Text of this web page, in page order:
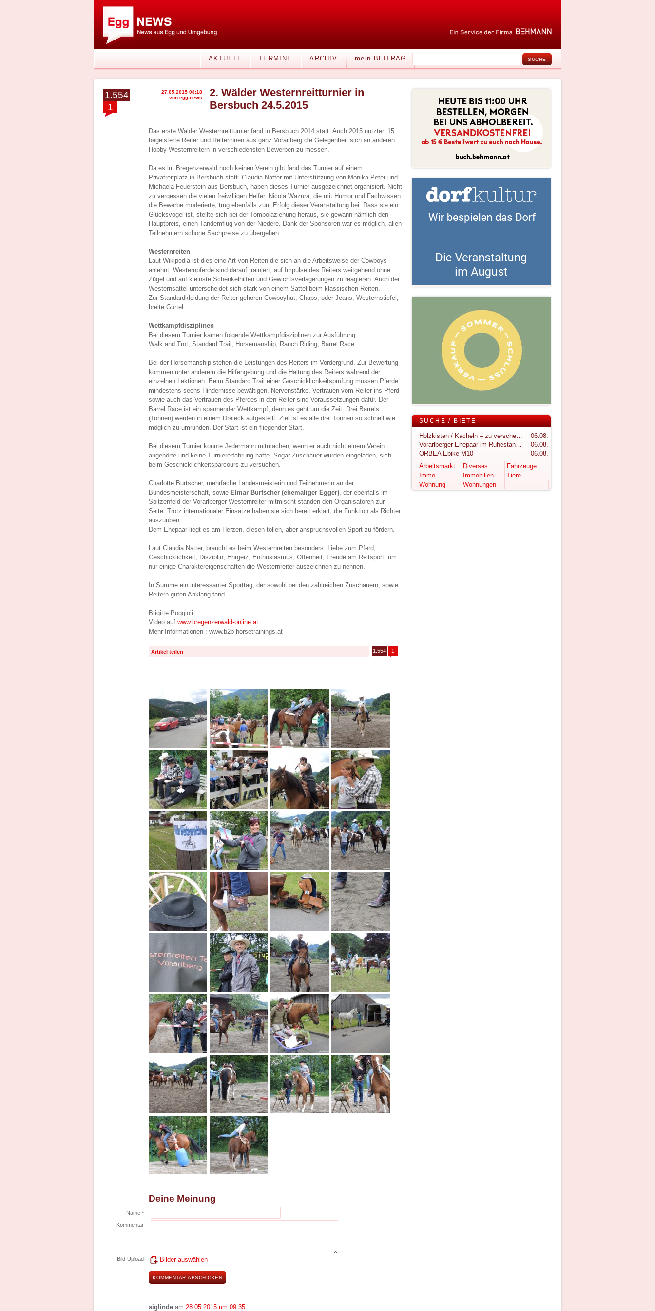
AKTUELL TERMINE ARCHIV mein BEITRAG
1.554
1
27.05.2015 08:18
von egg-news
2. Wälder Westernreitturnier in
Bersbuch 24.5.2015
Das erste Wälder Westernreitturnier fand in Bersbuch 2014 statt. Auch 2015 nutzten 15
begeisterte Reiter und Reiterinnen aus ganz Vorarlberg die Gelegenheit sich an anderen
Hobby-Westernreitern in verschiedensten Bewerben zu messen.
Da es im Bregenzerwald noch keinen Verein gibt fand das Turnier auf einem
Privatreitplatz in Bersbuch statt. Claudia Natter mit Unterstützung von Monika Peter und
Michaela Feuerstein aus Bersbuch, haben dieses Turnier ausgezeichnet organisiert. Nicht
zu vergessen die vielen freiwilligen Helfer. Nicola Wazura, die mit Humor und Fachwissen
die Bewerbe moderierte, trug ebenfalls zum Erfolg dieser Veranstaltung bei. Dass sie ein
Glücksvogel ist, stellte sich bei der Tombolaziehung heraus, sie gewann nämlich den
Hauptpreis, einen Tandemflug von der Niedere. Dank der Sponsoren war es möglich, allen
Teilnehmern schöne Sachpreise zu übergeben.
Westernreiten
Laut Wikipedia ist dies eine Art von Reiten die sich an die Arbeitsweise der Cowboys
anlehnt. Westernpferde sind darauf trainiert, auf Impulse des Reiters weitgehend ohne
Zügel und auf kleinste Schenkelhilfen und Gewichtsverlagerungen zu reagieren. Auch der
Westernsattel unterscheidet sich stark von einem Sattel beim klassischen Reiten.
Zur Standardkleidung der Reiter gehören Cowboyhut, Chaps, oder Jeans, Westernstiefel,
breite Gürtel.
Wettkampfdisziplinen
Bei diesem Turnier kamen folgende Wettkampfdisziplinen zur Ausführung:
Walk and Trot, Standard Trail, Horsemanship, Ranch Riding, Barrel Race.
Bei der Horsemanship stehen die Leistungen des Reiters im Vordergrund. Zur Bewertung
kommen unter anderem die Hilfengebung und die Haltung des Reiters während der
einzelnen Lektionen. Beim Standard Trail einer Geschicklichkeitsprüfung müssen Pferde
mindestens sechs Hindernisse bewältigen. Nervenstärke, Vertrauen vom Reiter ins Pferd
sowie auch das Vertrauen des Pferdes in den Reiter sind Voraussetzungen dafür. Der
Barrel Race ist ein spannender Wettkampf, denn es geht um die Zeit. Drei Barrels
(Tonnen) werden in einem Dreieck aufgestellt. Ziel ist es alle drei Tonnen so schnell wie
möglich zu umrunden. Der Start ist ein fliegender Start.
Bei diesem Turnier konnte Jedermann mitmachen, wenn er auch nicht einem Verein
angehörte und keine Turniererfahrung hatte. Sogar Zuschauer wurden eingeladen, sich
beim Geschicklichkeitsparcours zu versuchen.
Charlotte Burtscher, mehrfache Landesmeisterin und Teilnehmerin an der
Bundesmeisterschaft, sowie Elmar Burtscher (ehemaliger Egger), der ebenfalls im
Spitzenfeld der Vorarlberger Westernreiter mitmischt standen den Organisatoren zur
Seite. Trotz internationaler Einsätze haben sie sich bereit erklärt, die Funktion als Richter
auszuüben.
Dem Ehepaar liegt es am Herzen, diesen tollen, aber anspruchsvollen Sport zu fördern.
Laut Claudia Natter, braucht es beim Westernreiten besonders: Liebe zum Pferd,
Geschicklichkeit, Disziplin, Ehrgeiz, Enthusiasmus, Offenheit, Freude am Reitsport, um
nur einige Charaktereigenschaften die Westernreiter auszeichnen zu nennen.
In Summe ein interessanter Sporttag, der sowohl bei den zahlreichen Zuschauern, sowie
Reitern guten Anklang fand.
Brigitte Poggioli
Video auf www.bregenzerwald-online.at
Mehr Informationen : www.b2b-horsetrainings.at
Artikel teilen 1.554 1
Deine Meinung
Name *
Kommentar
Bild-Upload Bilder auswählen
siglinde am 28.05.2015 um 09:35:
SUCHE / BIETE
Holzkisten / Kacheln – zu verschenken
06.08.
Vorarlberger Ehepaar im Ruhestand sucht ruhigen Rückzugsort im Bregenzerwald
06.08.
ORBEA Ebike M10
06.08.
Arbeitsmarkt
Diverses
Fahrzeuge
Immo
Immobilien
Tiere
Wohnung
Wohnungen